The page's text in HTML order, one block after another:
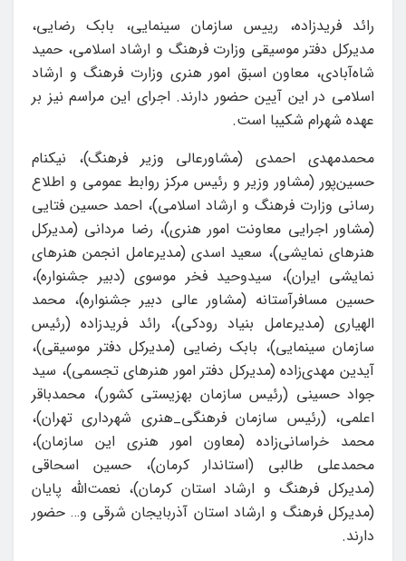
رائد فریدزاده، رییس سازمان سینمایی، بابک رضایی،
مدیرکل دفتر موسیقی وزارت فرهنگ و ارشاد اسلامی، حمید
شاه‌آبادی، معاون اسبق امور هنری وزارت فرهنگ و ارشاد
اسلامی در این آیین حضور دارند. اجرای این مراسم نیز بر
عهده شهرام شکیبا است.
محمدمهدی احمدی (مشاورعالی وزیر فرهنگ)، نیکنام‌
حسین‌پور (مشاور وزیر و رئیس مرکز روابط عمومی و اطلاع
رسانی وزارت فرهنگ و ارشاد اسلامی)، احمد حسین فتایی
(مشاور اجرایی معاونت امور هنری)، رضا مردانی (مدیرکل
هنرهای نمایشی)، سعید اسدی (مدیرعامل انجمن هنرهای
نمایشی ایران)، سیدوحید فخر موسوی (دبیر جشنواره)،
حسین مسافرآستانه (مشاور عالی دبیر جشنواره)، محمد
الهیاری (مدیرعامل بنیاد رودکی)، رائد فریدزاده (رئیس
سازمان سینمایی)، بابک رضایی (مدیرکل دفتر موسیقی)،
آیدین مهدی‌زاده (مدیرکل دفتر امور هنرهای تجسمی)، سید
جواد حسینی (رئیس سازمان بهزیستی کشور)، محمدباقر
اعلمی، (رئیس سازمان فرهنگی_هنری شهرداری تهران)،
محمد خراسانی‌زاده (معاون امور هنری این سازمان)،
محمدعلی طالبی (استاندار کرمان)، حسین اسحاقی
(مدیرکل فرهنگ و ارشاد استان کرمان)، نعمت‌الله پایان
(مدیرکل فرهنگ و ارشاد استان آذربایجان شرقی و… حضور
دارند.